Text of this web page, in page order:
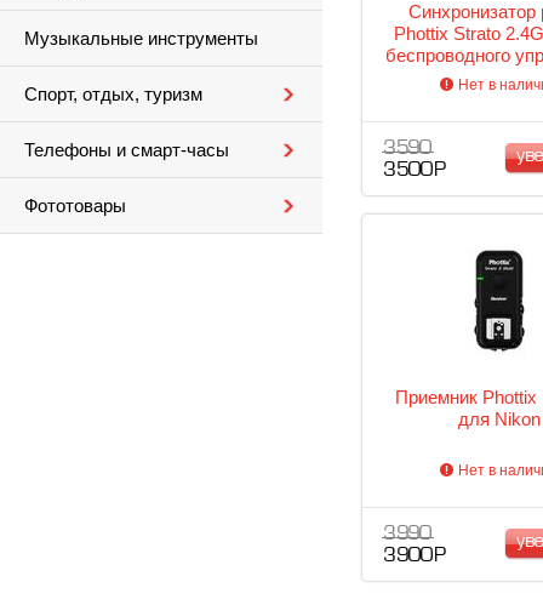
Музыкальные инструменты
Спорт, отдых, туризм
Телефоны и смарт-часы
Фототовары
Синхронизатор
Phottix Strato
беспроводного
вспышкой 4в1
Нет в
3 590
3 500 Р
Приемник Phottix
для Nikon
Нет в
3 990
3 900 Р